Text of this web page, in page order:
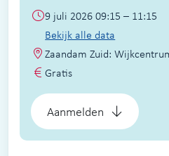
9 juli 2026 09:15 – 11:15
Bekijk alle data
Zaandam Zuid:
Gratis
Aanmelden